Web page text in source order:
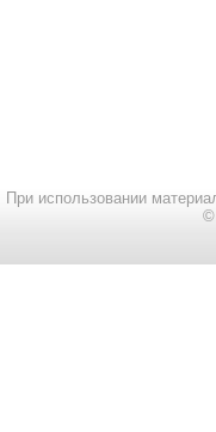
При использовании